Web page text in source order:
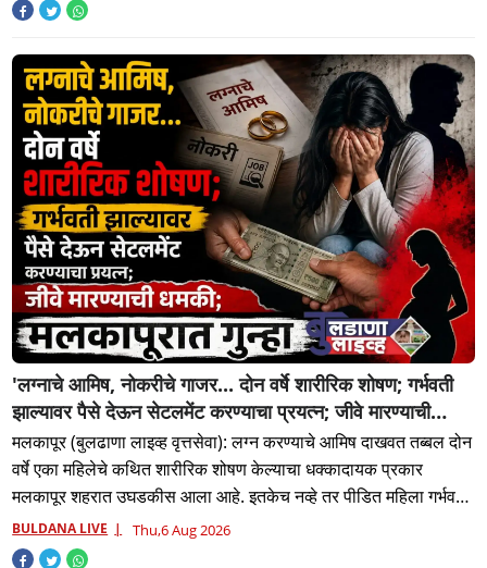
'लग्नाचे आमिष, नोकरीचे गाजर... दोन वर्षे शारीरिक शोषण; गर्भवती
झाल्यावर पैसे देऊन सेटलमेंट करण्याचा प्रयत्न; जीवे मारण्याची
धमकी; मलकापूरात गुन्हा'
मलकापूर (बुलढाणा लाइव्ह वृत्तसेवा): लग्न करण्याचे आमिष दाखवत तब्बल दोन
वर्षे एका महिलेचे कथित शारीरिक शोषण केल्याचा धक्कादायक प्रकार
मलकापूर शहरात उघडकीस आला आहे. इतकेच नव्हे तर पीडित महिला गर्भवती
झ
BULDANA LIVE Thu,6 Aug 2026